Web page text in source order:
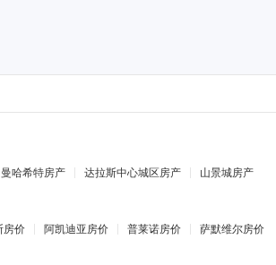
曼哈希特房产 达拉斯中心城区房产 山景城房产
房价 阿凯迪亚房价 普莱诺房价 萨默维尔房价